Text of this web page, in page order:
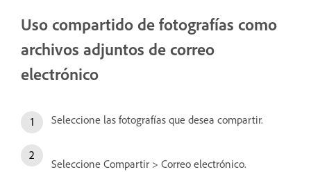
Uso compartido de fotografías como
archivos adjuntos de correo
electrónico
Seleccione las fotografías que desea compartir.
Seleccione Compartir > Correo electrónico.